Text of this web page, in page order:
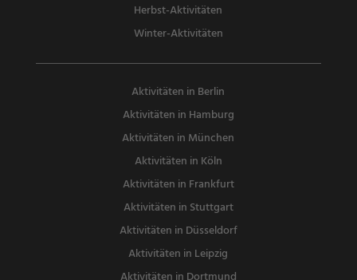
Herbst-Aktivitäten
Winter-Aktivitäten
Aktivitäten in Berlin
Aktivitäten in Hamburg
Aktivitäten in München
Aktivitäten in Köln
Aktivitäten in Frankfurt
Aktivitäten in Stuttgart
Aktivitäten in Düsseldorf
Aktivitäten in Leipzig